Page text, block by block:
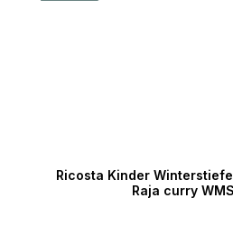
Ricosta Kinder
Raja curry